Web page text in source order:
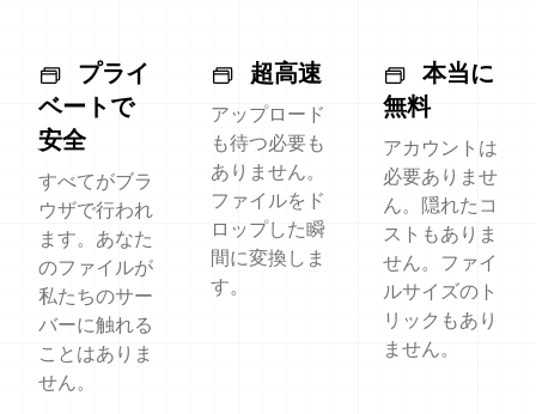
プライ
ベートで
安全
すべてがブラ
ウザで行われ
ます。あなた
のファイルが
私たちのサー
バーに触れる
ことはありま
せん。
超高速
アップロード
も待つ必要も
ありません。
ファイルをド
ロップした瞬
間に変換しま
す。
本当に
無料
アカウントは
必要ありませ
ん。隠れたコ
ストもありま
せん。ファイ
ルサイズのト
リックもあり
ません。